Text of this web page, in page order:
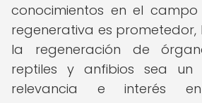
conocimientos en el
regenerativa es prometedor,
la regeneración de
reptiles y anfibios sea
relevancia e interés